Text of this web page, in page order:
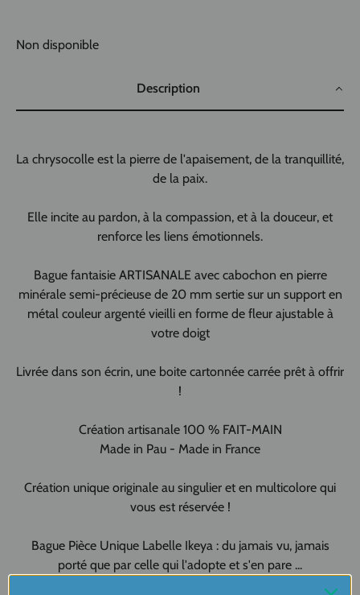
Non disponible
Description
La chrysocolle est la pierre de l'apaisement, de la tranquillité,
de la paix.
Elle incite au pardon, à la compassion, et à la douceur, et
renforce les liens émotionnels.
Bague fantaisie ARTISANALE avec cabochon en pierre
minérale semi-précieuse de 20 mm sertie sur un support en
métal couleur argenté vieilli en forme de fleur ajustable à
votre doigt
Livrée dans son écrin, une boite cartonnée carrée prêt à offrir
!
Création artisanale 100 % FAIT-MAIN
Made in Pau - Made in France
Création unique originale au singulier et en multicolore qui
vous est réservée !
Bague Pièce Unique Labelle Ikeya : du jamais vu, jamais
porté que par celle qui l'adopte et s'en pare ...